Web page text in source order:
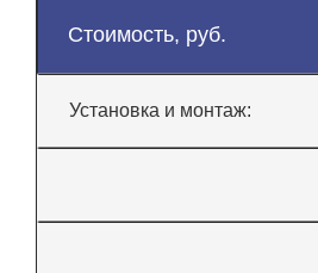
Стоимость, руб.
Установка и монтаж: